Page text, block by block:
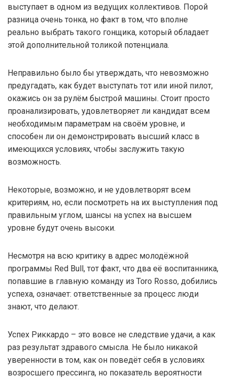
выступает в одном из ведущих коллективов. Порой
разница очень тонка, но факт в том, что вполне
реально выбрать такого гонщика, который обладает
этой дополнительной толикой потенциала.
Неправильно было бы утверждать, что невозможно
предугадать, как будет выступать тот или иной пилот,
окажись он за рулём быстрой машины. Стоит просто
проанализировать, удовлетворяет ли кандидат всем
необходимым параметрам на своём уровне, и
способен ли он демонстрировать высший класс в
имеющихся условиях, чтобы заслужить такую
возможность.
Некоторые, возможно, и не удовлетворят всем
критериям, но, если посмотреть на их выступления под
правильным углом, шансы на успех на высшем
уровне будут очень высоки.
Несмотря на всю критику в адрес молодёжной
программы Red Bull, тот факт, что два её воспитанника,
попавшие в главную команду из Toro Rosso, добились
успеха, означает: ответственные за процесс люди
знают, что делают.
Успех Риккардо – это вовсе не следствие удачи, а как
раз результат здравого смысла. Не было никакой
уверенности в том, как он поведёт себя в условиях
возросшего прессинга, но показатель вероятности